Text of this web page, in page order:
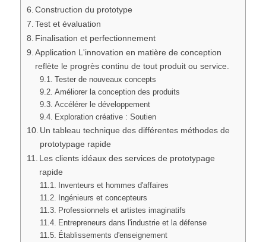
Construction du prototype
Test et évaluation
Finalisation et perfectionnement
Application L'innovation en matière de conception
reflète le progrès continu de tout produit ou service.
Tester de nouveaux concepts
Améliorer la conception des produits
Accélérer le développement
Exploration créative : Soutien
Un tableau technique des différentes méthodes de
prototypage rapide
Les clients idéaux des services de prototypage
rapide
Inventeurs et hommes d'affaires
Ingénieurs et concepteurs
Professionnels et artistes imaginatifs
Entrepreneurs dans l'industrie et la défense
Établissements d'enseignement